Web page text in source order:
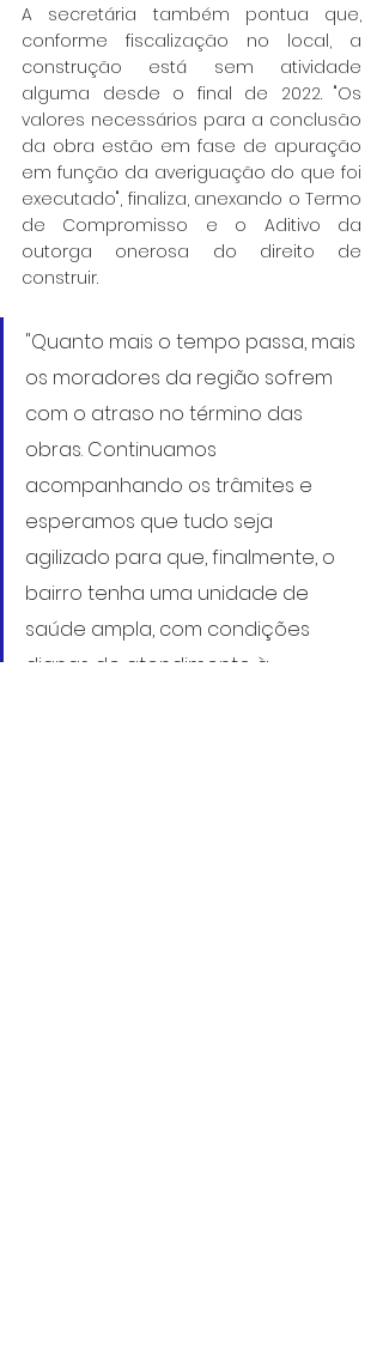
A secretária também pontua que,
conforme fiscalização no local, a
construção está sem atividade
alguma desde o final de 2022. "Os
valores necessários para a conclusão
da obra estão em fase de apuração
em função da averiguação do que foi
executado", finaliza, anexando o Termo
de Compromisso e o Aditivo da
outorga onerosa do direito de
construir.
"Quanto mais o tempo passa, mais
os moradores da região sofrem
com o atraso no término das
obras. Continuamos
acompanhando os trâmites e
esperamos que tudo seja
agilizado para que, finalmente, o
bairro tenha uma unidade de
saúde ampla, com condições
dignas de atendimento à